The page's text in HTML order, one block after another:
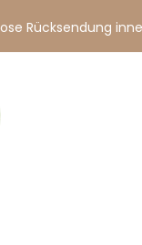
Rücksendung